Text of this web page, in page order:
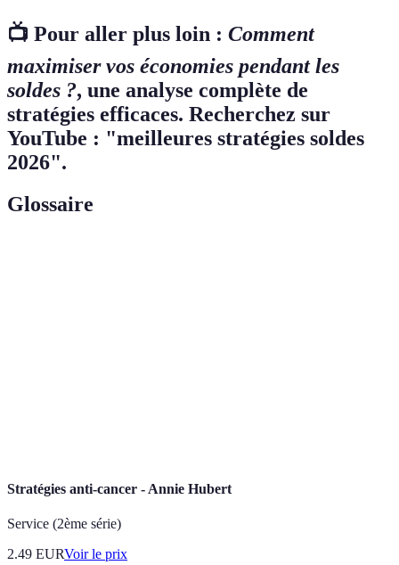
📺 Pour aller plus loin : Comment
maximiser vos économies pendant les
soldes ?, une analyse complète de
stratégies efficaces. Recherchez sur
YouTube : "meilleures stratégies soldes
2026".
Glossaire
Stratégies anti-cancer - Annie Hubert
Service (2ème série)
2.49 EURVoir le prix